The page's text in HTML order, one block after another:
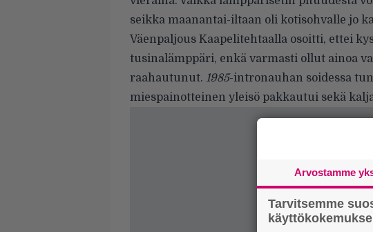
seikka maanantai-iltaan oli kotisohvalle jo
Väenpaljous Kaapelitehtaalla osoitti, ettei
tusinalämppäri, enkä varmasti ollut ainoa
raahautunut. 1985-intronauhan soidessa
miespainotteinen yleisö pakkautui sekä
Arvostamme
Tarvitsemme